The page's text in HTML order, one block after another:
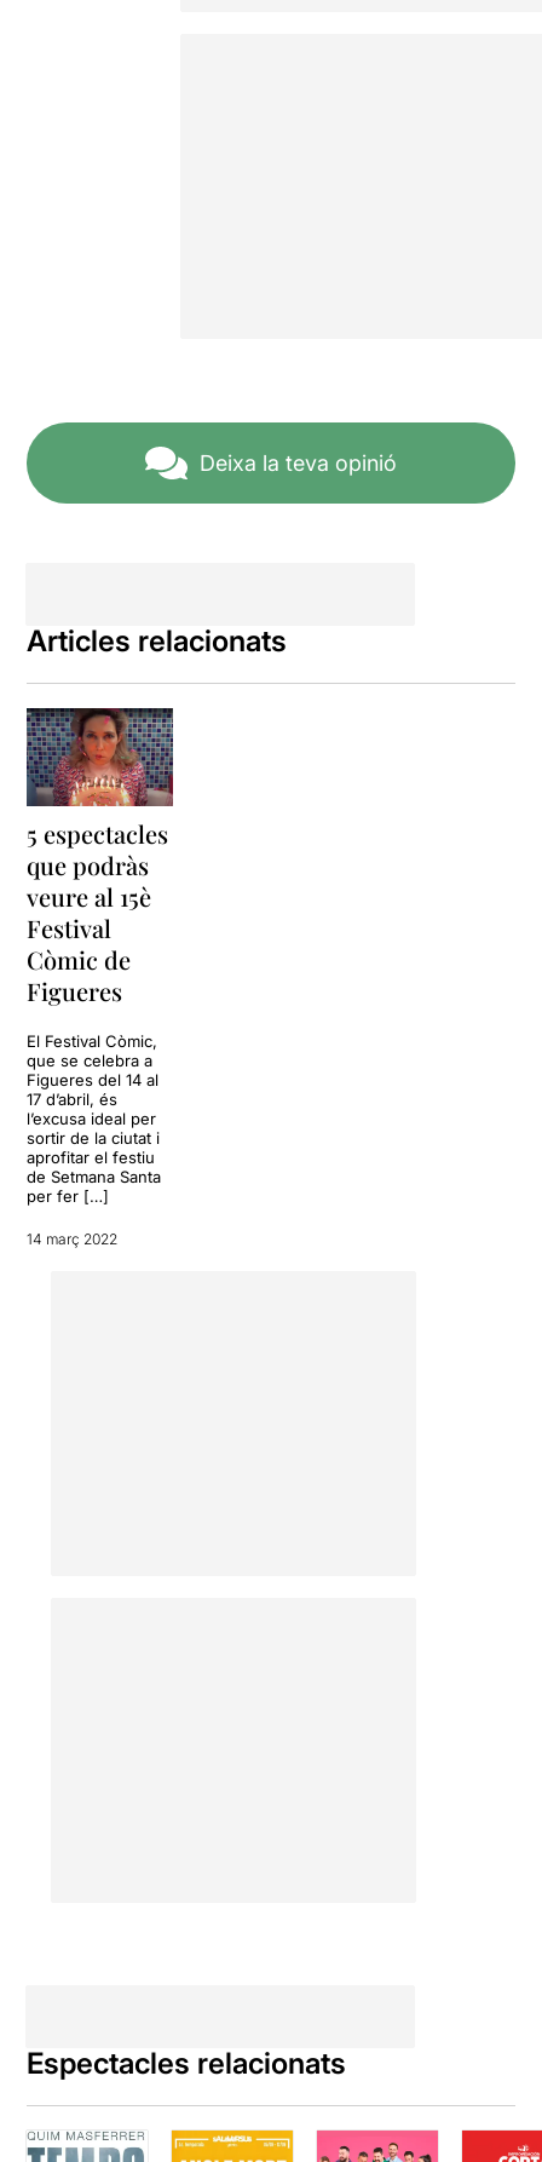
Deixa la teva opinió
Articles relacionats
5 espectacles
que podràs
veure al 15è
Festival
Còmic de
Figueres
El Festival Còmic,
que se celebra a
Figueres del 14 al
17 d’abril, és
l’excusa ideal per
sortir de la ciutat i
aprofitar el festiu
de Setmana Santa
per fer […]
14 març 2022
Espectacles relacionats